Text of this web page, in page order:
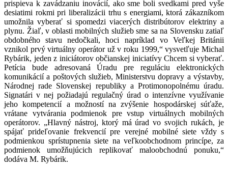
prispieva k zavádzaniu inovácií, ako sme boli svedkami pred vyše
desiatimi rokmi pri liberalizácii trhu s energiami, ktorá zákazníkom
umožnila vyberať si spomedzi viacerých distribútorov elektriny a
plynu. Žiaľ, v oblasti mobilných služieb sme sa na Slovensku zatiaľ
obdobného stavu nedočkali, hoci napríklad vo Veľkej Británii
vznikol prvý virtuálny operátor už v roku 1999,“ vysvetľuje Michal
Rybárik, jeden z iniciátorov občianskej iniciatívy Chcem si vyberať.
Petícia bude adresovaná Úradu pre reguláciu elektronických
komunikácií a poštových služieb, Ministerstvu dopravy a výstavby,
Národnej rade Slovenskej republiky a Protimonopolnému úradu.
Signatári v nej požiadajú regulačný úrad o intenzívne využívanie
jeho kompetencií a možností na zvýšenie hospodárskej súťaže,
vrátane vytvárania podmienok pre vstup virtuálnych mobilných
operátorov. „Hlavný nástroj, ktorý má úrad vo svojich rukách, je
spájať prideľovanie frekvencií pre verejné mobilné siete vždy s
podmienkou sprístupnenia siete na veľkoobchodnom princípe, za
podmienok umožňujúcich replikovať maloobchodnú ponuku,“
dodáva M. Rybárik.